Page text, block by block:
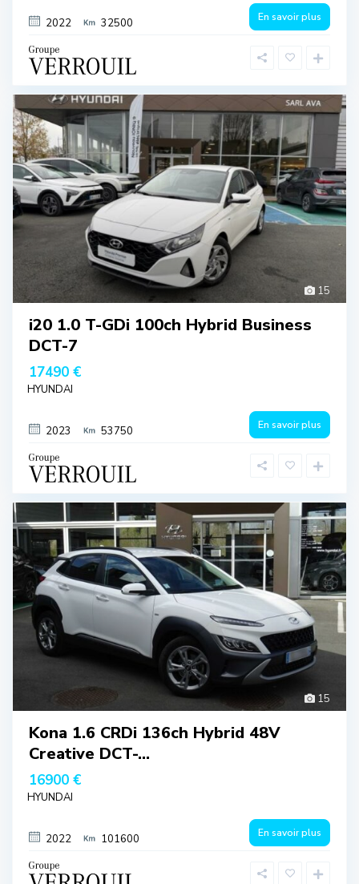
2022 32500 En savoir plus
15
i20 1.0 T-GDi 100ch Hybrid Business
DCT-7
17490 €
HYUNDAI
2023 53750 En savoir plus
15
Kona 1.6 CRDi 136ch Hybrid 48V
Creative DCT-...
16900 €
HYUNDAI
2022 101600 En savoir plus